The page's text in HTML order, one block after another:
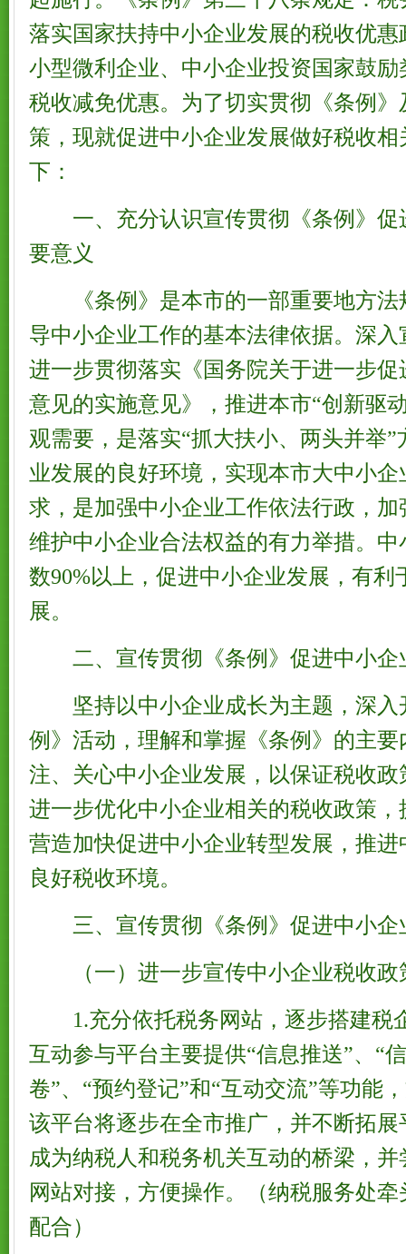
落实国家扶持中小企业发展的税收优
小型微利企业、中小企业投资国家鼓
税收减免优惠。为了切实贯彻《条例
策，现就促进中小企业发展做好税收
下：
一、充分认识宣传贯彻《条例》促
要意义
《条例》是本市的一部重要地方法
导中小企业工作的基本法律依据。深
进一步贯彻落实《国务院关于进一步
意见的实施意见》，推进本市“创新驱
观需要，是落实“抓大扶小、两头并举
业发展的良好环境，实现本市大中小
求，是加强中小企业工作依法行政，
维护中小企业合法权益的有力举措。
数90%以上，促进中小企业发展，有
展。
二、宣传贯彻《条例》促进中小企
坚持以中小企业成长为主题，深入
例》活动，理解和掌握《条例》的主
注、关心中小企业发展，以保证税收
进一步优化中小企业相关的税收政策
营造加快促进中小企业转型发展，推
良好税收环境。
三、宣传贯彻《条例》促进中小企
（一）进一步宣传中小企业税收政
1.充分依托税务网站，逐步搭建税
互动参与平台主要提供“信息推送”、“
卷”、“预约登记”和“互动交流”等功能
该平台将逐步在全市推广，并不断拓
成为纳税人和税务机关互动的桥梁，
网站对接，方便操作。（纳税服务处
配合）